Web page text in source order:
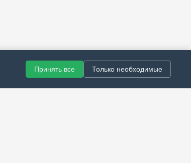
Принять все Только необходимые